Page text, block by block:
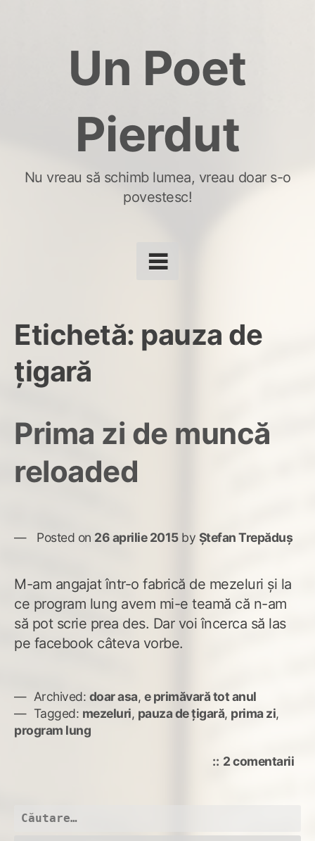
Un Poet
Pierdut
Nu vreau să schimb lumea, vreau doar s-o
povestesc!
Etichetă: pauza de
țigară
Prima zi de muncă
reloaded
Posted on 26 aprilie 2015by Ștefan Trepăduș
M-am angajat într-o fabrică de mezeluri și la
ce program lung avem mi-e teamă că n-am
să pot scrie prea des. Dar voi încerca să las
pe facebook câteva vorbe.
Archived: doar asa, e primăvară tot anul
Tagged: mezeluri, pauza de țigară, prima zi,
program lung
2 comentariila
Caută